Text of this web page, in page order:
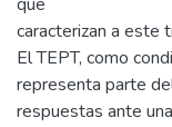
caracterizan a este
El TEPT, como
representa parte
respuestas ante